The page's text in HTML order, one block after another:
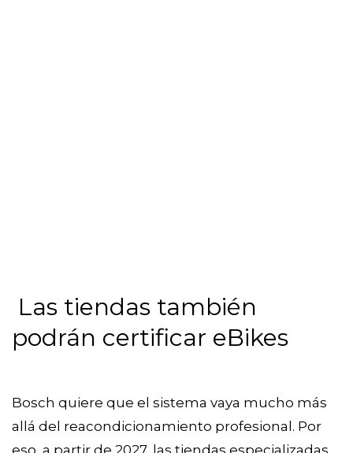
Las tiendas también
podrán certificar eBikes
Bosch quiere que el sistema vaya mucho más
allá del reacondicionamiento profesional. Por